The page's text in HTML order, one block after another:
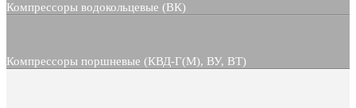
Компрессоры водокольцевые (ВК)
Компрессоры поршневые (КВД-Г(М), ВУ, ВТ)